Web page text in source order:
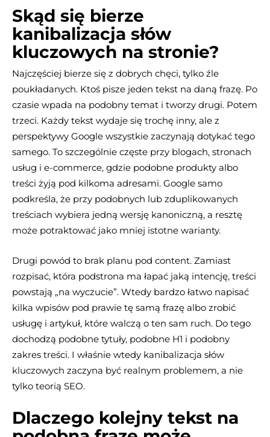
Skąd się bierze
kanibalizacja słów
kluczowych na stronie?
Najczęściej bierze się z dobrych chęci, tylko źle
poukładanych. Ktoś pisze jeden tekst na daną frazę. Po
czasie wpada na podobny temat i tworzy drugi. Potem
trzeci. Każdy tekst wydaje się trochę inny, ale z
perspektywy Google wszystkie zaczynają dotykać tego
samego. To szczególnie częste przy blogach, stronach
usług i e-commerce, gdzie podobne produkty albo
treści żyją pod kilkoma adresami. Google samo
podkreśla, że przy podobnych lub zduplikowanych
treściach wybiera jedną wersję kanoniczną, a resztę
może potraktować jako mniej istotne warianty.
Drugi powód to brak planu pod content. Zamiast
rozpisać, która podstrona ma łapać jaką intencję, treści
powstają „na wyczucie”. Wtedy bardzo łatwo napisać
kilka wpisów pod prawie tę samą frazę albo zrobić
usługę i artykuł, które walczą o ten sam ruch. Do tego
dochodzą podobne tytuły, podobne H1 i podobny
zakres treści. I właśnie wtedy kanibalizacja słów
kluczowych zaczyna być realnym problemem, a nie
tylko teorią SEO.
Dlaczego kolejny tekst na